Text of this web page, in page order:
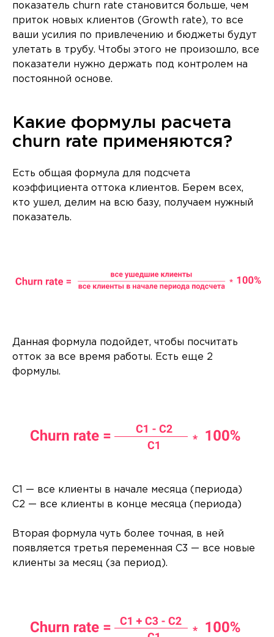
показатель churn rate становится больше, чем
приток новых клиентов (Growth rate), то все
ваши усилия по привлечению и бюджеты будут
улетать в трубу. Чтобы этого не произошло, все
показатели нужно держать под контролем на
постоянной основе.
Какие формулы расчета
churn rate применяются?
Есть общая формула для подсчета
коэффициента оттока клиентов. Берем всех,
кто ушел, делим на всю базу, получаем нужный
показатель.
Данная формула подойдет, чтобы посчитать
отток за все время работы. Есть еще 2
формулы.
C1 — все клиенты в начале месяца (периода)
C2 — все клиенты в конце месяца (периода)
Вторая формула чуть более точная, в ней
появляется третья переменная C3 — все новые
клиенты за месяц (за период).